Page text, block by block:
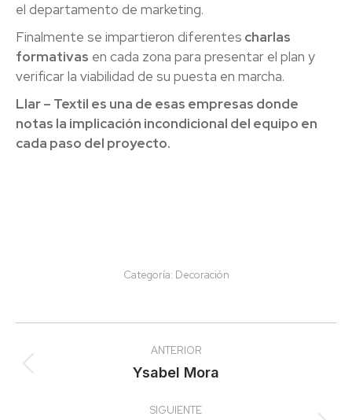
el departamento de marketing.
Finalmente se impartieron diferentes charlas
formativas en cada zona para presentar el plan y
verificar la viabilidad de su puesta en marcha.
Llar – Textil es una de esas empresas donde
notas la implicación incondicional del equipo en
cada paso del proyecto.
Categoría: Decoración
Navegación
entre
proyectos
ANTERIOR
Proyecto
Ysabel Mora
SIGUIENTE